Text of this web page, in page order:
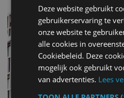
Deze website gebruikt
gebruikerservaring te
onze website te
alle cookies in
Cookiebeleid. Deze
mogelijk ook gebruikt
van advertenties. Lees